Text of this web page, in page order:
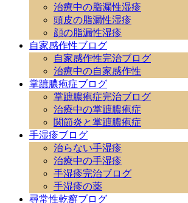
治療中の脂漏性湿疹
頭皮の脂漏性湿疹
顔の脂漏性湿疹
自家感作性ブログ
自家感作性完治ブログ
治療中の自家感作性
掌蹠膿疱症ブログ
掌蹠膿疱症完治ブログ
治療中の掌蹠膿疱症
関節炎と掌蹠膿疱症
手湿疹ブログ
治らない手湿疹
治療中の手湿疹
手湿疹完治ブログ
手湿疹の薬
尋常性乾癬ブログ